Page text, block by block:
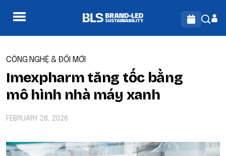
CÔNG NGHỆ & ĐỔI MỚI
Imexpharm tăng tốc bằng
mô hình nhà máy xanh
FEBRUARY 28, 2026